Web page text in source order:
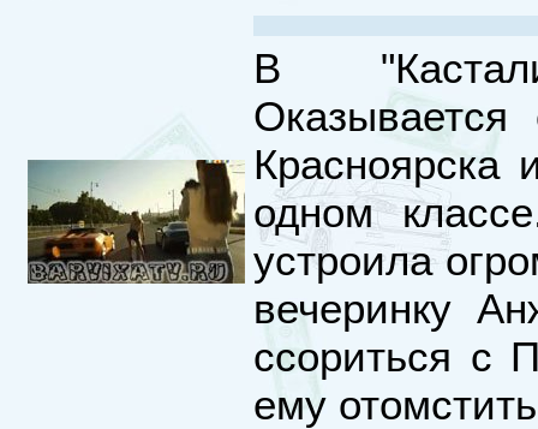
В
одном
устроила
вечеринку
ссориться с
ему